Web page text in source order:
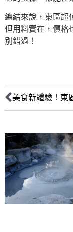
總結來說，東區超
但用料實在，價格
別錯過！